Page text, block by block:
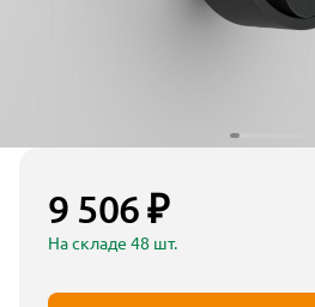
9 506 ₽
На складе 48 шт.